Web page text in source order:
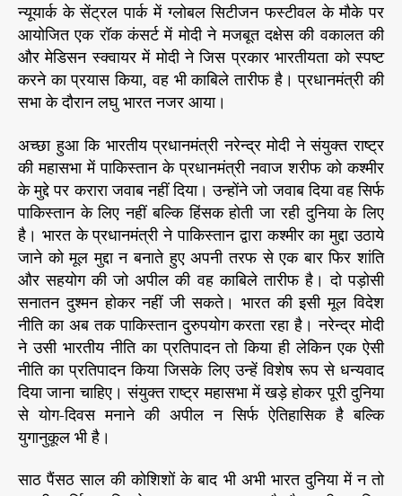
पा
य
:
मो
न्यूयार्क के सेंट्रल पार्क में ग्लोबल सिटीजन फस्टीवल के मौके पर
आयोजित एक रॉक कंसर्ट में मोदी ने मजबूत दक्षेस की वकालत की
और मेडिसन स्क्वायर में मोदी ने जिस प्रकार भारतीयता को स्पष्ट
करने का प्रयास किया, वह भी काबिले तारीफ है। प्रधानमंत्री की
सभा के दौरान लघु भारत नजर आया।
अच्छा हुआ कि भारतीय प्रधानमंत्री नरेन्द्र मोदी ने संयुक्त राष्ट्र
की महासभा में पाकिस्तान के प्रधानमंत्री नवाज शरीफ को कश्मीर
के मुद्दे पर करारा जवाब नहीं दिया। उन्होंने जो जवाब दिया वह सिर्फ
पाकिस्तान के लिए नहीं बल्कि हिंसक होती जा रही दुनिया के लिए
है। भारत के प्रधानमंत्री ने पाकिस्तान द्वारा कश्मीर का मुद्दा उठाये
जाने को मूल मुद्दा न बनाते हुए अपनी तरफ से एक बार फिर शांति
और सहयोग की जो अपील की वह काबिले तारीफ है। दो पड़ोसी
सनातन दुश्मन होकर नहीं जी सकते। भारत की इसी मूल विदेश
नीति का अब तक पाकिस्तान दुरुपयोग करता रहा है। नरेन्द्र मोदी
ने उसी भारतीय नीति का प्रतिपादन तो किया ही लेकिन एक ऐसी
नीति का प्रतिपादन किया जिसके लिए उन्हें विशेष रूप से धन्यवाद
दिया जाना चाहिए। संयुक्त राष्ट्र महासभा में खड़े होकर पूरी दुनिया
से योग-दिवस मनाने की अपील न सिर्फ ऐतिहासिक है बल्कि
युगानुकूल भी है।
साठ पैंसठ साल की कोशिशों के बाद भी अभी भारत दुनिया में न तो